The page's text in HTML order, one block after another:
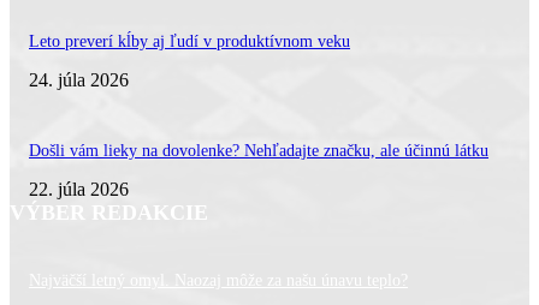
Leto preverí kĺby aj ľudí v produktívnom veku
24. júla 2026
Došli vám lieky na dovolenke? Nehľadajte značku, ale účinnú látku
22. júla 2026
VÝBER REDAKCIE
Najväčší letný omyl. Naozaj môže za našu únavu teplo?